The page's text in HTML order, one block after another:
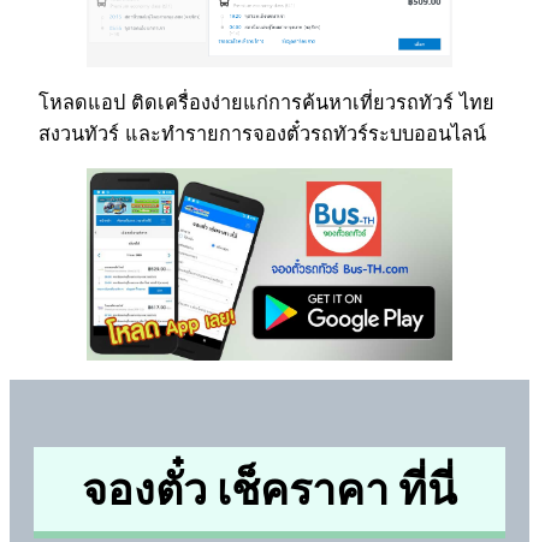
โหลดแอป ติดเครื่องง่ายแก่การค้นหาเที่ยวรถทัวร์ ไทย
สงวนทัวร์ และทำรายการจองตั๋วรถทัวร์ระบบออนไลน์
จองตั๋ว เช็คราคา ที่นี่